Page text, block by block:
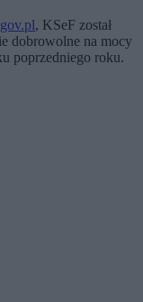
, KSeF został
dobrowolne na mocy
poprzedniego roku.